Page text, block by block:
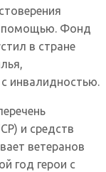
помощью. Фонд
в стране
инвалидностью.
и средств
ветеранов
год герои с